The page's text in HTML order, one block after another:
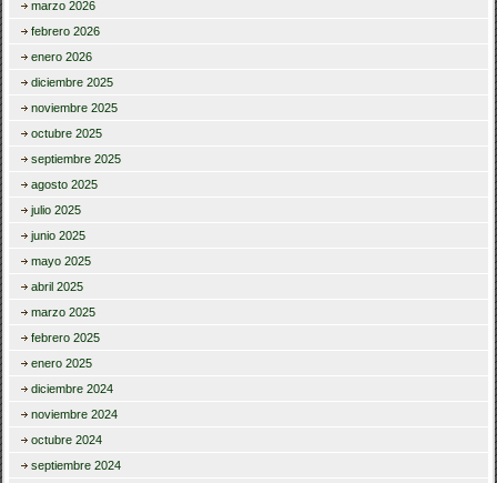
marzo 2026
febrero 2026
enero 2026
diciembre 2025
noviembre 2025
octubre 2025
septiembre 2025
agosto 2025
julio 2025
junio 2025
mayo 2025
abril 2025
marzo 2025
febrero 2025
enero 2025
diciembre 2024
noviembre 2024
octubre 2024
septiembre 2024